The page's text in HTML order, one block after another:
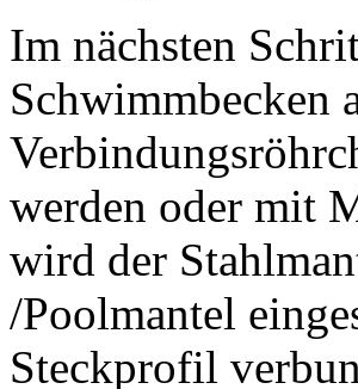
Im nächsten
Schwimmbecken
werden oder mit
wird der
/Poolmantel
Steckprofil